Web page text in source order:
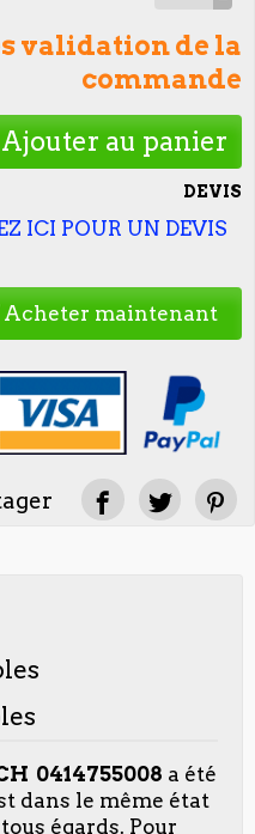
validation de la
commande
Ajouter au panier
DEVIS
ICI POUR UN DEVIS
Acheter maintenant
0414755008 a été
dans le même état
égards. Pour